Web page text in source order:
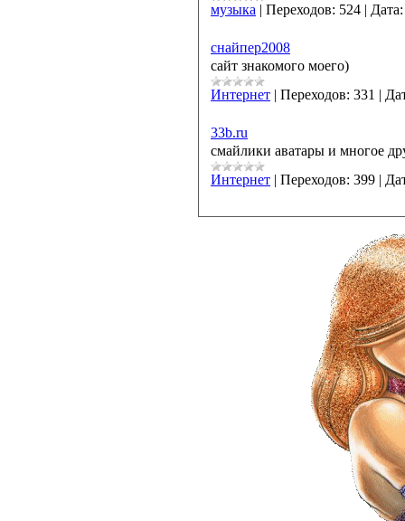
музыка | Переходов: 524 | Дата:
снайпер2008
сайт знакомого моего)
Интернет | Переходов: 331 |
33b.ru
смайлики аватары и многое
Интернет | Переходов: 399 |